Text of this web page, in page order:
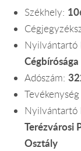
Székhely:
Nyilvántartó
Cégbírósága
Adószám:
Nyilvántartó
Terézvárosi
Osztály